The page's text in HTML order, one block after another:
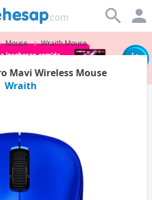
Mouse Wraith Mouse
Mavi Wireless Mouse
Wraith